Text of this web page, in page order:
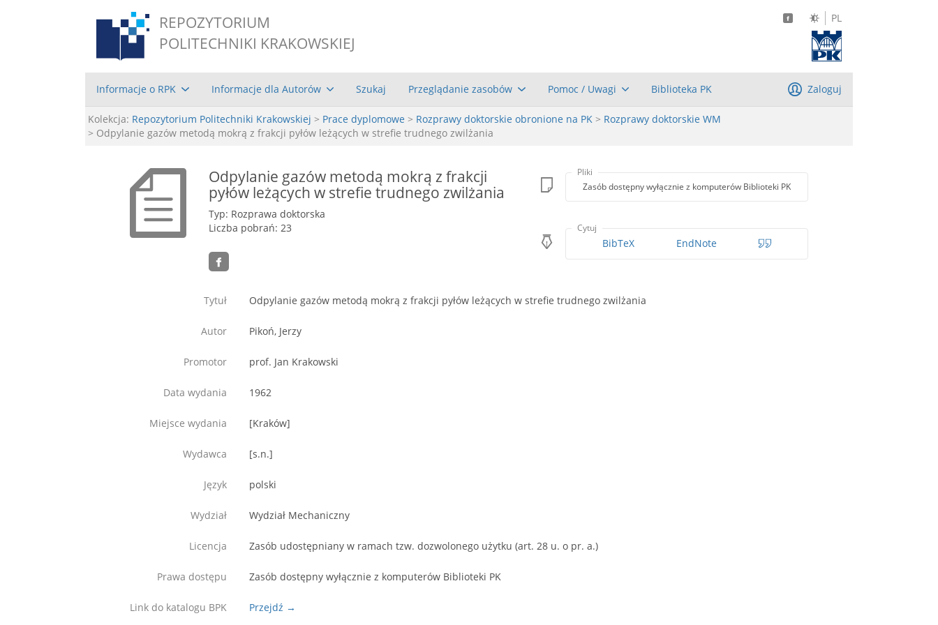
REPOZYTORIUM
POLITECHNIKI KRAKOWSKIEJ
PL
Informacje o RPK Informacje dla Autorów Szukaj Przeglądanie zasobów Pomoc / Uwagi Biblioteka PK Zaloguj
Kolekcja: Repozytorium Politechniki Krakowskiej > Prace dyplomowe > Rozprawy doktorskie obronione na PK > Rozprawy doktorskie WM
> Odpylanie gazów metodą mokrą z frakcji pyłów leżących w strefie trudnego zwilżania
Odpylanie gazów metodą mokrą z frakcji
pyłów leżących w strefie trudnego zwilżania
Typ: Rozprawa doktorska
Liczba pobrań: 23
Pliki
Zasób dostępny wyłącznie z komputerów Biblioteki PK
Cytuj
BibTeX EndNote
Tytuł Odpylanie gazów metodą mokrą z frakcji pyłów leżących w strefie trudnego zwilżania
Autor Pikoń, Jerzy
Promotor prof. Jan Krakowski
Data wydania 1962
Miejsce wydania [Kraków]
Wydawca [s.n.]
Język polski
Wydział Wydział Mechaniczny
Licencja Zasób udostępniany w ramach tzw. dozwolonego użytku (art. 28 u. o pr. a.)
Prawa dostępu Zasób dostępny wyłącznie z komputerów Biblioteki PK
Link do katalogu BPK Przejdź →